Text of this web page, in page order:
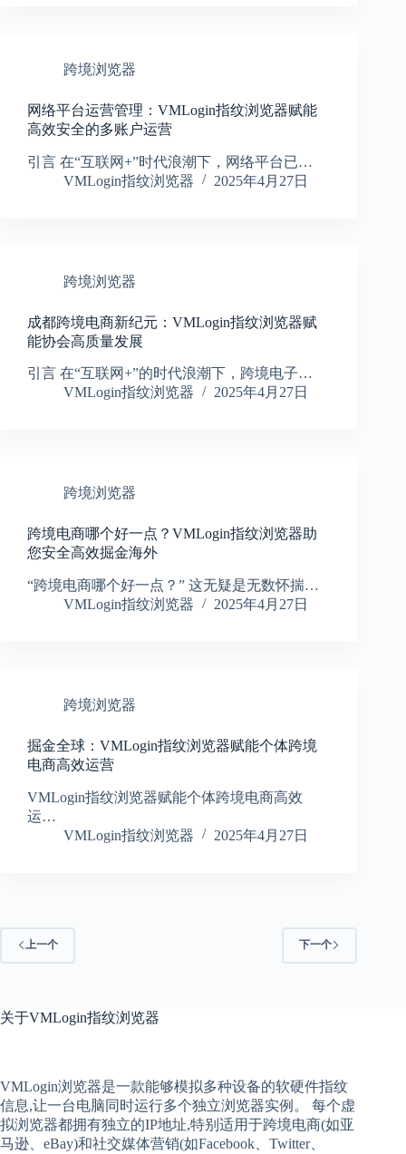
跨境浏览器
网络平台运营管理：VMLogin指纹浏览器赋能
高效安全的多账户运营
引言 在“互联网+”时代浪潮下，网络平台已…
VMLogin指纹浏览器
2025年4月27日
跨境浏览器
成都跨境电商新纪元：VMLogin指纹浏览器赋
能协会高质量发展
引言 在“互联网+”的时代浪潮下，跨境电子…
VMLogin指纹浏览器
2025年4月27日
跨境浏览器
跨境电商哪个好一点？VMLogin指纹浏览器助
您安全高效掘金海外
“跨境电商哪个好一点？” 这无疑是无数怀揣…
VMLogin指纹浏览器
2025年4月27日
跨境浏览器
掘金全球：VMLogin指纹浏览器赋能个体跨境
电商高效运营
VMLogin指纹浏览器赋能个体跨境电商高效
运…
VMLogin指纹浏览器
2025年4月27日
上一个 下一个
关于VMLogin指纹浏览器
VMLogin浏览器是一款能够模拟多种设备的软硬件指纹
信息,让一台电脑同时运行多个独立浏览器实例。 每个虚
拟浏览器都拥有独立的IP地址,特别适用于跨境电商(如亚
马逊、eBay)和社交媒体营销(如Facebook、Twitter、